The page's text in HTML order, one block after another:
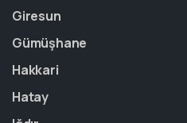
Giresun
Gümüşhane
Hakkari
Hatay